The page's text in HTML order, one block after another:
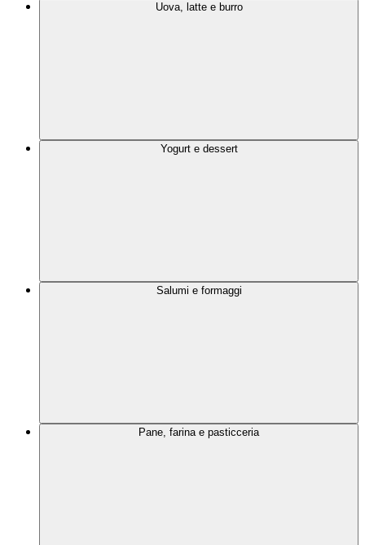
Uova, latte e burro
Yogurt e dessert
Salumi e formaggi
Pane, farina e pasticceria